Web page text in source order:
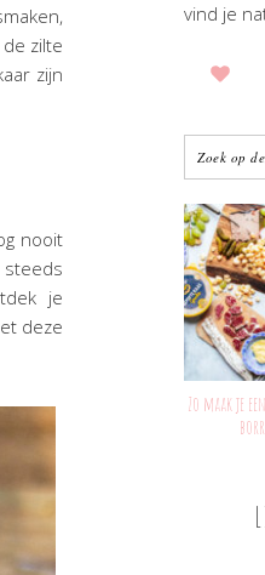
zilte
zijn
nooit
je
deze
vind je
Zo maak je